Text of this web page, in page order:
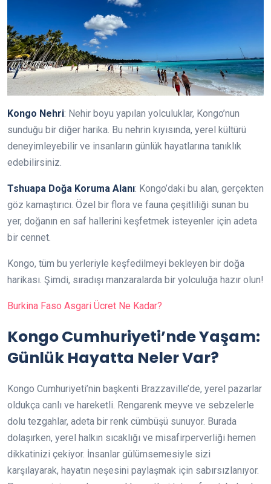
Kongo Nehri: Nehir boyu yapılan yolculuklar, Kongo’nun
sunduğu bir diğer harika. Bu nehrin kıyısında, yerel kültürü
deneyimleyebilir ve insanların günlük hayatlarına tanıklık
edebilirsiniz.
Tshuapa Doğa Koruma Alanı: Kongo’daki bu alan, gerçekten
göz kamaştırıcı. Özel bir flora ve fauna çeşitliliği sunan bu
yer, doğanın en saf hallerini keşfetmek isteyenler için adeta
bir cennet.
Kongo, tüm bu yerleriyle keşfedilmeyi bekleyen bir doğa
harikası. Şimdi, sıradışı manzaralarda bir yolculuğa hazır olun!
Burkina Faso Asgari Ücret Ne Kadar?
Kongo Cumhuriyeti’nde Yaşam:
Günlük Hayatta Neler Var?
Kongo Cumhuriyeti’nin başkenti Brazzaville’de, yerel pazarlar
oldukça canlı ve hareketli. Rengarenk meyve ve sebzelerle
dolu tezgahlar, adeta bir renk cümbüşü sunuyor. Burada
dolaşırken, yerel halkın sıcaklığı ve misafirperverliği hemen
dikkatinizi çekiyor. İnsanlar gülümsemesiyle sizi
karşılayarak, hayatın neşesini paylaşmak için sabırsızlanıyor.